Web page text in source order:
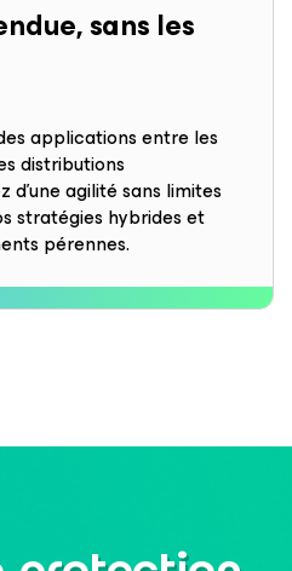
sans les
applications entre les
distributions
d’une agilité sans limites
stratégies hybrides et
pérennes.